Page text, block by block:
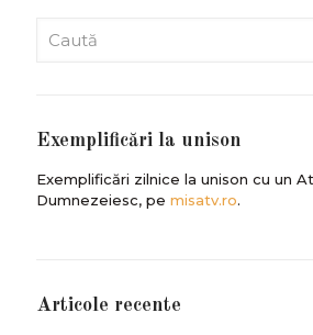
Exemplificări la unison
Exemplificări zilnice la unison cu un
Dumnezeiesc, pe misatv.ro.
Articole recente